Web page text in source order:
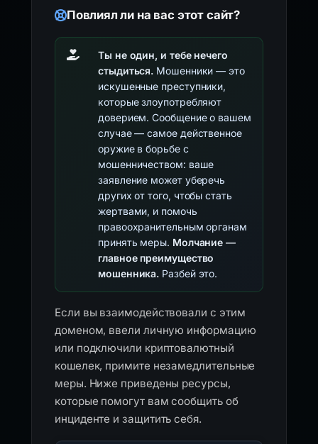
Повлиял ли на вас этот сайт?
Ты не один, и тебе нечего
стыдиться. Мошенники — это
искушенные преступники,
которые злоупотребляют
доверием. Сообщение о вашем
случае — самое действенное
оружие в борьбе с
мошенничеством: ваше
заявление может уберечь
других от того, чтобы стать
жертвами, и помочь
правоохранительным органам
принять меры. Молчание —
главное преимущество
мошенника. Разбей это.
Если вы взаимодействовали с этим
доменом, ввели личную информацию
или подключили криптовалютный
кошелек, примите незамедлительные
меры. Ниже приведены ресурсы,
которые помогут вам сообщить об
инциденте и защитить себя.